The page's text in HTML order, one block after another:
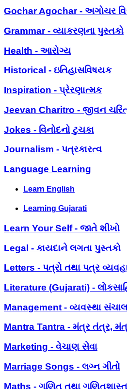
Gochar Agochar - અગોચર
Grammar - વ્યાકરણના પુસ્તકો
Health - આરોગ્ય
Historical - ઇતિહાસવિષયક
Inspiration - પ્રેરણાત્મક
Jeevan Charitro - જીવન
Jokes - વિનોદનો ટુચકા
Journalism - પત્રકારત્વ
Language Learning
Learn English
Learning Gujarati
Learn Your Self - જાતે શીખો
Legal - કાયદાને લગતા પુસ્તકો
Letters - પત્રો તથા પત્ર
Literature (Gujarati) -
Management - વ્યવસ્થા
Mantra Tantra - મંત્ર તંત્ર,
Marketing - વેચાણ સેવા
Marriage Songs - લગ્ન ગીતો
Maths - ગણિત તથા